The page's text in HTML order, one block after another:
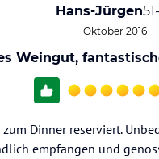
Hans-Jürgen
Oktober 2016
Weingut,
Dinner reserviert.
empfangen und